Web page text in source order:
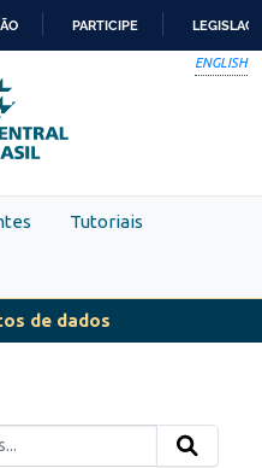
PARTICIPE
ENGLISH
Tutoriais
de dados